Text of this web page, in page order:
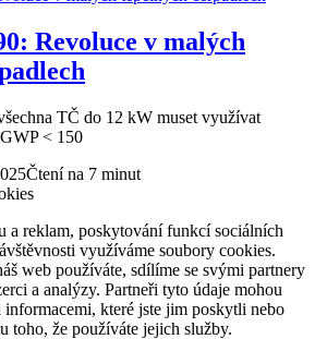
Revoluce v malých
TČ do 12 kW muset využívat
< 150
Čtení na 7 minut
a reklam, poskytování funkcí sociálních
využíváme soubory cookies.
web používáte, sdílíme se svými partnery
a analýzy. Partneři tyto údaje mohou
které jste jim poskytli nebo
toho, že používáte jejich služby.